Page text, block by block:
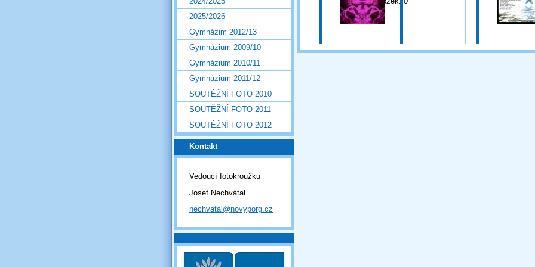
2025/2026
Gymnázim 2012/13
Gymnázium 2009/10
Gymnázium 2010/11
Gymnázium 2011/12
SOUTĚŽNÍ FOTO 2010
SOUTĚŽNÍ FOTO 2011
SOUTĚŽNÍ FOTO 2012
Kontakt
Vedoucí fotokroužku
Josef Nechvátal
nechvatal@novyporg.cz